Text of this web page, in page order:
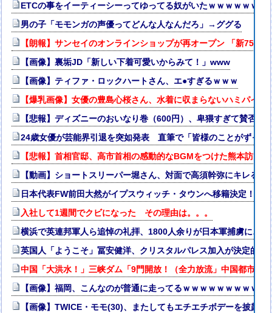
ETCの事をイーティーシーってゆってる奴がいたｗｗｗｗｗｗｗ
男の子「モモンガの声優ってどんな人なんだろ」→ググる
【朗報】サンセイのオンラインショップが再オープン 「新
【画像】裏垢JD「新しい下着可愛いからみて！」www
【画像】ティファ・ロックハートさん、エ●すぎるｗｗｗ
【爆乳画像】女優の豊島心桜さん、水着に収まらないハミパイ
【悲報】ディズニーのおいなり巻（600円）、卑猥すぎて賛否
24歳女優が芸能界引退を突如発表 直筆で「皆様のことがずっと
【悲報】首相官邸、高市首相の感動的なBGMをつけた熊本訪問
【動画】ショートスリーパー堀さん、対面で高須幹弥にキレるｗ
日本代表FW前田大然がイプスウィッチ・タウンへ移籍決定！プ
入社して1週間でクビになった その理由は。。。
横浜で英連邦軍人ら追悼の礼拝、1800人余りが日本軍捕虜に…
英国人「ようこそ」冨安健洋、クリスタルパレス加入が決定的
中国「大洪水！」三峡ダム「9門開放！（全力放流」中国都市
【画像】福岡、こんなのが普通に走ってるｗｗｗｗｗｗｗｗｗｗ
【画像】TWICE・モモ(30)、またしてもエチエチボデーを披露